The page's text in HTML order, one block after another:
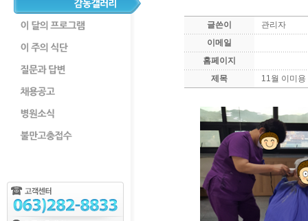
병원둘
부서
찾아오
글쓴이
관리자
이메일
홈페이지
제목
11월 이미